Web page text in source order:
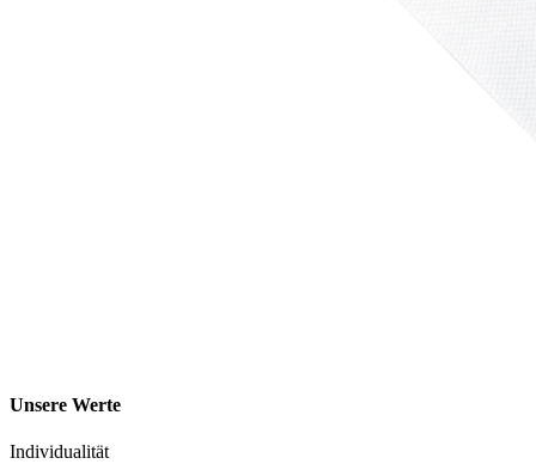
Unsere Werte
Individualität